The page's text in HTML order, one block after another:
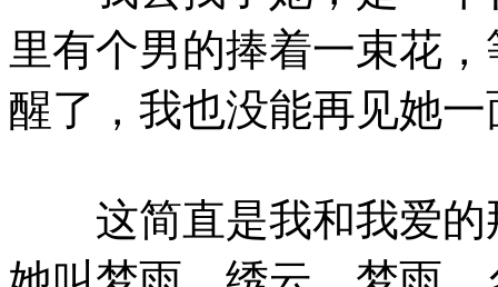
里有个男的捧着一束花
醒了，我也没能再见她一
这简直是我和我爱的